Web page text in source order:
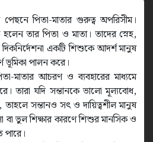
পিতা-মাতার গুরুত্ব অপরিসীম।
তার পিতা ও মাতা। তাদের স্নেহ,
একটি শিশুকে আদর্শ মানুষ
ভূমিকা পালন করে।
মাতার আচরণ ও ব্যবহারের মাধ্যমে
তারা যদি সন্তানকে ভালো মূল্যবোধ,
সন্তানও সৎ ও দায়িত্বশীল মানুষ
ভুল শিক্ষার কারণে শিশুর মানসিক ও
পারে।